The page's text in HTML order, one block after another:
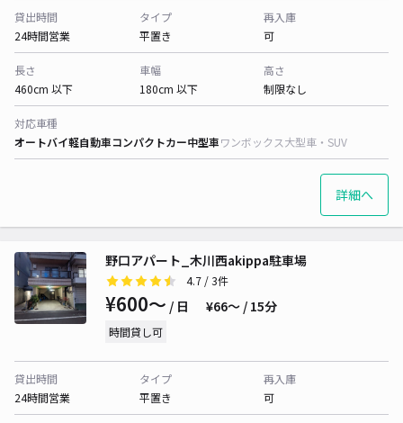
貸出時間
24時間営業
タイプ
平置き
再入庫
可
長さ
460cm 以下
車幅
180cm 以下
高さ
制限なし
対応車種
オートバイ軽自動車コンパクトカー中型車ワンボックス大型車・SUV
詳細へ
野口アパート_木川西akippa駐車場
4.7 / 3件
¥600〜 / 日 ¥66〜 / 15分
時間貸し可
貸出時間
24時間営業
タイプ
平置き
再入庫
可